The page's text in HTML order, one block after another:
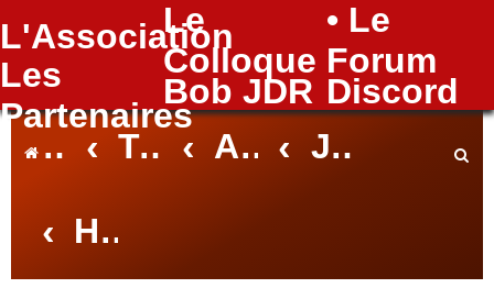
L'Association
Le
Colloque
• Le
Forum
Les
Partenaires
Bob JDR Discord
FAQ
Index du forum
Taverne Autres jeux Jeux de Figurines
Hell Dorado